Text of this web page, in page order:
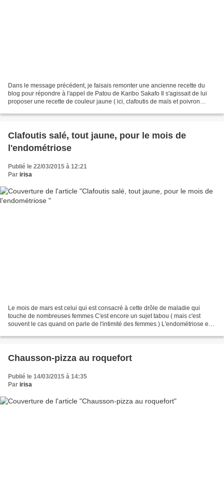
Dans le message précédent, je faisais remonter une ancienne recette du
blog pour répondre à l'appel de Patou de Karibo Sakafo Il s'agissait de lui
proposer une recette de couleur jaune ( ici, clafoutis de maïs et poivron
Clafoutis salé, tout jaune, pour le mois de
l'endométriose
Publié le 22/03/2015 à 12:21
Par irisa
Le mois de mars est celui qui est consacré à cette drôle de maladie qui
touche de nombreuses femmes C'est encore un sujet tabou ( mais c'est
souvent le cas quand on parle de l'intimité des femmes ) L'endométriose est
Chausson-pizza au roquefort
Publié le 14/03/2015 à 14:35
Par irisa